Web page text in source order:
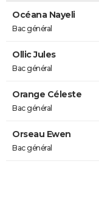
Océana Nayeli
Bac général
Ollic Jules
Bac général
Orange Céleste
Bac général
Orseau Ewen
Bac général